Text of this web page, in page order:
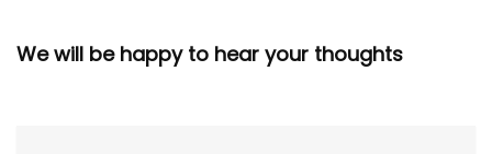
We will be happy to hear your thoughts